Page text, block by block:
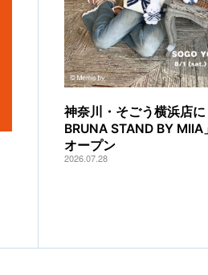
神奈川・そごう横浜店
BRUNA STAND BY MIIA
オープン
2026.07.28